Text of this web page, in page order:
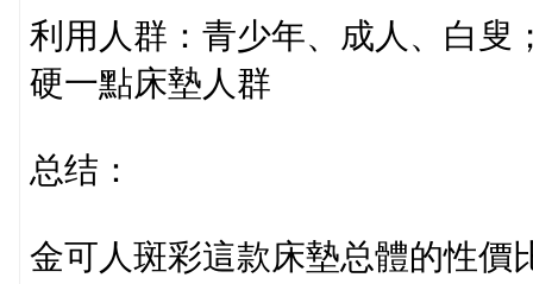
利用人群：青少年、成人、白叟
硬一點床墊人群
总结：
金可人斑彩這款床墊总體的性價